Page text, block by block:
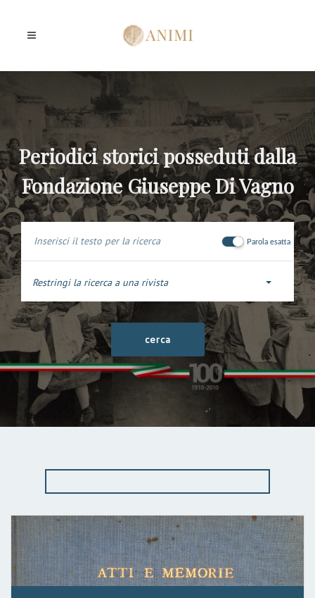
Periodici storici posseduti dalla
Fondazione Giuseppe Di Vagno
Parola esatta
Restringi la ricerca a una rivista